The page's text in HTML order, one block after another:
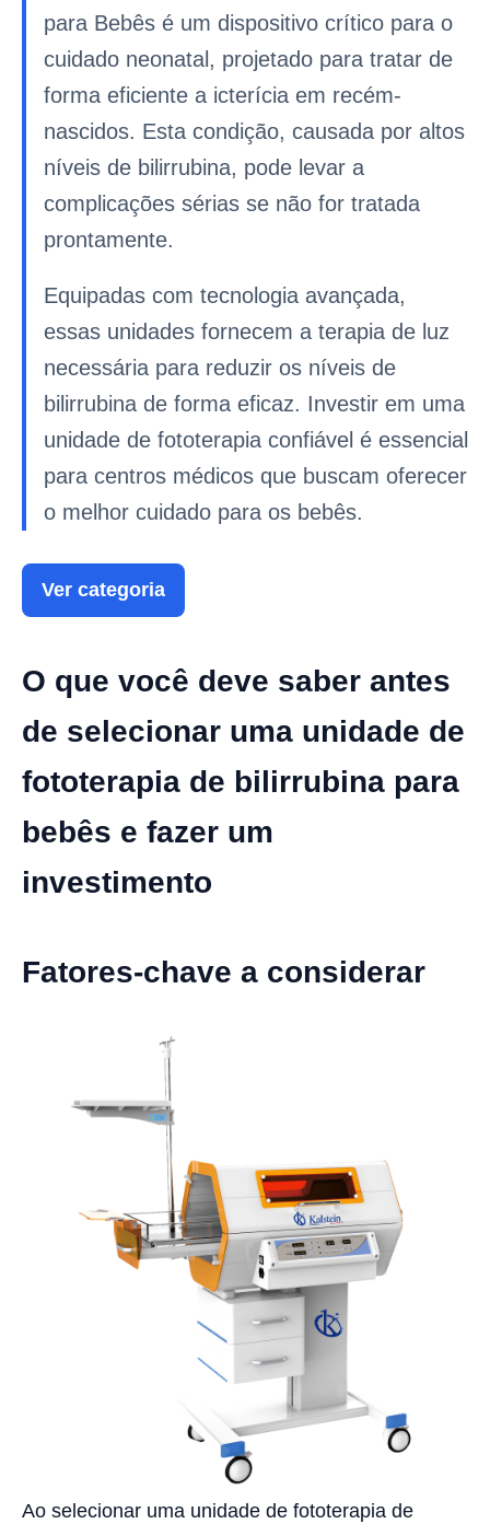
para Bebês é um dispositivo crítico para o
cuidado neonatal, projetado para tratar de
forma eficiente a icterícia em recém-
nascidos. Esta condição, causada por altos
níveis de bilirrubina, pode levar a
complicações sérias se não for tratada
prontamente.
Equipadas com tecnologia avançada,
essas unidades fornecem a terapia de luz
necessária para reduzir os níveis de
bilirrubina de forma eficaz. Investir em uma
unidade de fototerapia confiável é essencial
para centros médicos que buscam oferecer
o melhor cuidado para os bebês.
Ver categoria
O que você deve saber antes
de selecionar uma unidade de
fototerapia de bilirrubina para
bebês e fazer um
investimento
Fatores-chave a considerar
Ao selecionar uma unidade de fototerapia de